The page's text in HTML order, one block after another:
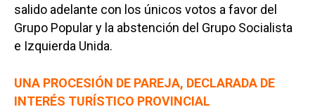
salido adelante con los únicos votos a favor del
Grupo Popular y la abstención del Grupo Socialista
e Izquierda Unida.
UNA PROCESIÓN DE PAREJA, DECLARADA DE
INTERÉS TURÍSTICO PROVINCIAL